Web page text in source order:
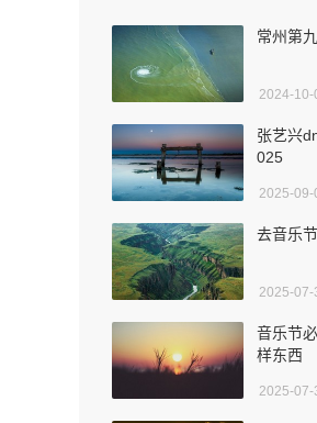
常州第
2024-10-
张艺兴
025
2025-09-
去音乐
2025-07-
音乐节
样东西
2025-07-